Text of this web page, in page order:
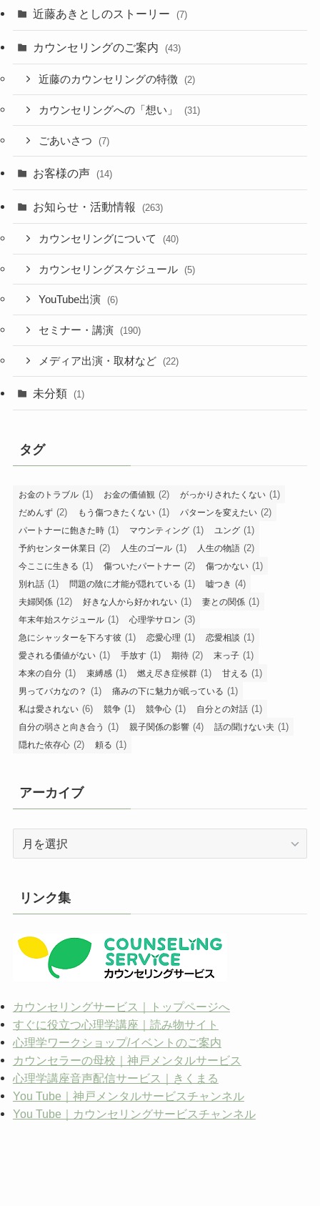
近藤あきとしのストーリー (7)
カウンセリングのご案内 (43)
近藤のカウンセリングの特徴 (2)
カウンセリングへの「想い」 (31)
ごあいさつ (7)
お客様の声 (14)
お知らせ・活動情報 (263)
カウンセリングについて (40)
カウンセリングスケジュール (5)
YouTube出演 (6)
セミナー・講演 (190)
メディア出演・取材など (22)
未分類 (1)
タグ
お金のトラブル (1) お金の価値観 (2) がっかりされたくない (1)
だめんず (2) もう傷つきたくない (1) パターンを変えたい (2)
パートナーに飽きた時 (1) マウンティング (1) ユング (1)
予約センター休業日 (2) 人生のゴール (1) 人生の物語 (2)
今ここに生きる (1) 傷ついたパートナー (2) 傷つかない (1)
別れ話 (1) 問題の陰に才能が隠れている (1) 嘘つき (4)
夫婦関係 (12) 好きな人から好かれない (1) 妻との関係 (1)
年末年始スケジュール (1) 心理学サロン (3)
急にシャッターを下ろす彼 (1) 恋愛心理 (1) 恋愛相談 (1)
愛される価値がない (1) 手放す (1) 期待 (2) 末っ子 (1)
本来の自分 (1) 束縛感 (1) 燃え尽き症候群 (1) 甘える (1)
男ってバカなの？ (1) 痛みの下に魅力が眠っている (1)
私は愛されない (6) 競争 (1) 競争心 (1) 自分との対話 (1)
自分の弱さと向き合う (1) 親子関係の影響 (4) 話の聞けない夫 (1)
隠れた依存心 (2) 頼る (1)
アーカイブ
イ
リンク集
カウンセリングサービス｜トップページへ
すぐに役立つ心理学講座｜読み物サイト
心理学ワークショップ/イベントのご案内
カウンセラーの母校｜神戸メンタルサービス
心理学講座音声配信サービス｜きくまる
You Tube｜神戸メンタルサービスチャンネル
You Tube｜カウンセリングサービスチャンネル